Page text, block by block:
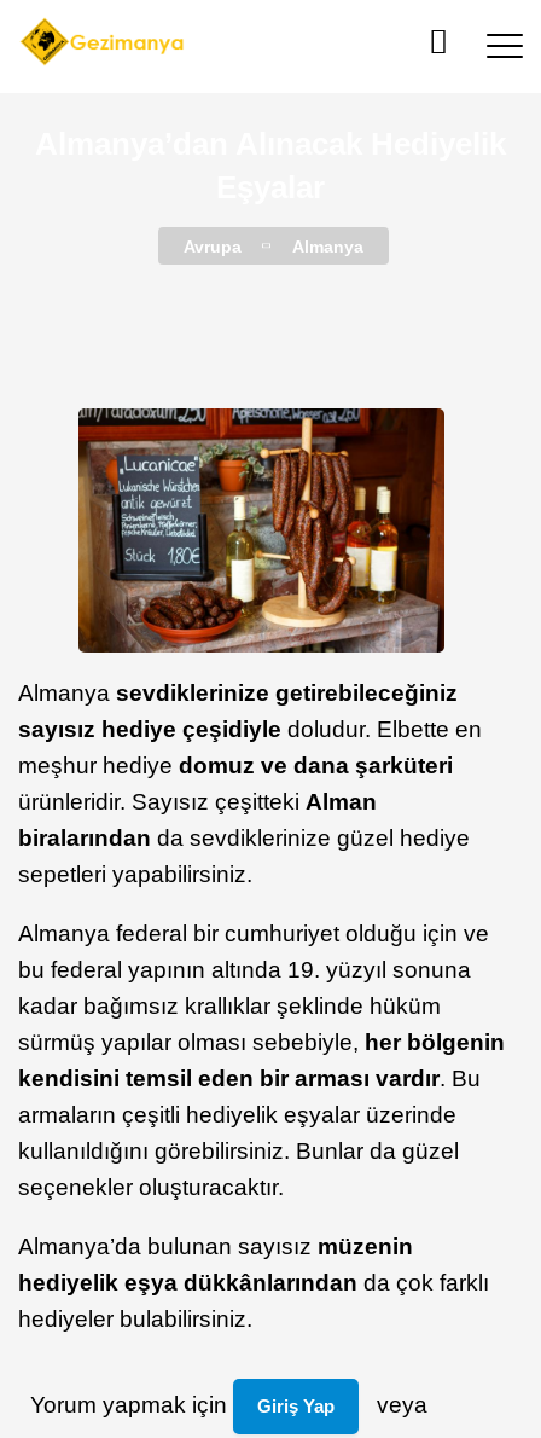
Avrupa Almanya
Almanya sevdiklerinize getirebileceğiniz
sayısız hediye çeşidiyle doludur. Elbette en
meşhur hediye domuz ve dana şarküteri
ürünleridir. Sayısız çeşitteki Alman
biralarından da sevdiklerinize güzel hediye
sepetleri yapabilirsiniz.
Almanya federal bir cumhuriyet olduğu için ve
bu federal yapının altında 19. yüzyıl sonuna
kadar bağımsız krallıklar şeklinde hüküm
sürmüş yapılar olması sebebiyle, her bölgenin
kendisini temsil eden bir arması vardır. Bu
armaların çeşitli hediyelik eşyalar üzerinde
kullanıldığını görebilirsiniz. Bunlar da güzel
seçenekler oluşturacaktır.
Almanya’da bulunan sayısız müzenin
hediyelik eşya dükkânlarından da çok farklı
hediyeler bulabilirsiniz.
Yorum yapmak için Giriş Yap veya